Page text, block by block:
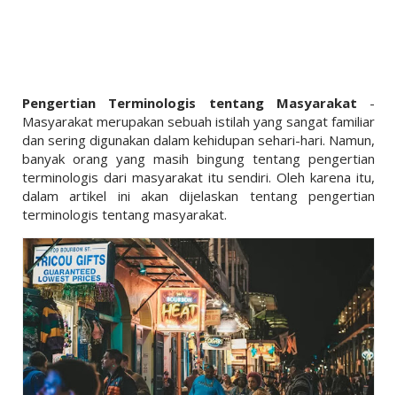
EKONOMI
OLAHRAGA
SOSIAL
ISLAM
Pengertian Terminologis tentang Masyarakat -
Masyarakat merupakan sebuah istilah yang sangat familiar
dan sering digunakan dalam kehidupan sehari-hari. Namun,
banyak orang yang masih bingung tentang pengertian
terminologis dari masyarakat itu sendiri. Oleh karena itu,
dalam artikel ini akan dijelaskan tentang pengertian
terminologis tentang masyarakat.